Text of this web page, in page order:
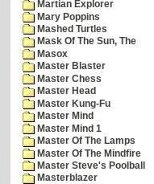
Martian Explorer
Mary Poppins
Mashed Turtles
Mask Of The Sun, The
Masox
Master Blaster
Master Chess
Master Head
Master Kung-Fu
Master Mind
Master Mind 1
Master Of The Lamps
Master Of The Mindfire
Master Steve's Poolball
Masterblazer